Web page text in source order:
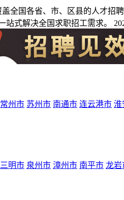
盖全国各省、市、区县的人才
站式解决全国求职招工需求。
常州市 苏州市 南通市 连云港市 淮
三明市 泉州市 漳州市 南平市 龙岩